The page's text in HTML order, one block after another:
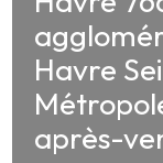
Havre
après-